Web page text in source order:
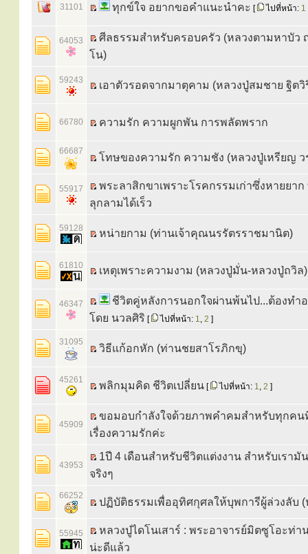
31101 ทุกข์ใจ อยากขอคำแนะนำคะ [ ไปที่หน้า: 1
64053
ศีลธรรมสำหรับครอบครัว (หลวงตามหาบั
โน)
59243 เอาตัวรอดจากมาตุคาม (หลวงปู่สมชาย ฐิตวิ
66780 ความรัก ความผูกพัน การพลัดพราก
66687
โทษของความรัก ความชัง (หลวงปู่เหรียญ ว
55917
พระลาสิกขาเพราะโรคกรรมเก่าซึ่งหายยา
ลุกลามได้เร็ว
59128 หน่ายกาม (ท่านเจ้าคุณนรรัตรราชมานิต)
61810 เหตุเพราะความงาม (หลวงปู่มั่น-หลวงปู่ถวิล)
46347
ชีวิตคู่หลังการนอกใจผ่านพ้นไป...ต้องทำอ
โดย นวลศิริ [ ไปที่หน้า: 1, 2 ]
31095
วิธีแก้อกหัก (ท่านชยสาโรภิกขุ)
45261 พลิกมุมคิด ชีวิตเปลี่ยน [ ไปที่หน้า: 1, 2 ]
45909
ขอมอบกำลังใจด้วยภาพคำคมสำหรับทุกค
เรื่องความรักค่ะ
43953
1ปี 4 เดือนสำหรับชีวิตแต่งงาน สำหรับเรามั
จริงๆ
66252
ปฏิบัติธรรมเพื่ออุทิศกุศลให้บุพการีผู้ล่วงลับ
55945
หลวงปู่ไดโนเสาร์ : พระอาจารย์มิตซูโอะท่า
น่ะดีแล้ว